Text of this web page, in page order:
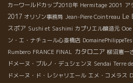
カーワールドカップ2018年 Hermitage 2001 ア
2017 オリゾン事務局 Jean-Piere Cointreau Le
スポア Sushi et Sashimi カプリエル醸造元
ン・エ・ナチュール心斎橋店
Rumbero FRANCE FINAL カタロニア 柳沼憲一
ドメーヌ・ブルノ・デュシェンヌ Sendai Terre
ドメーヌ・ド・レシャリエール エメ・コメラス